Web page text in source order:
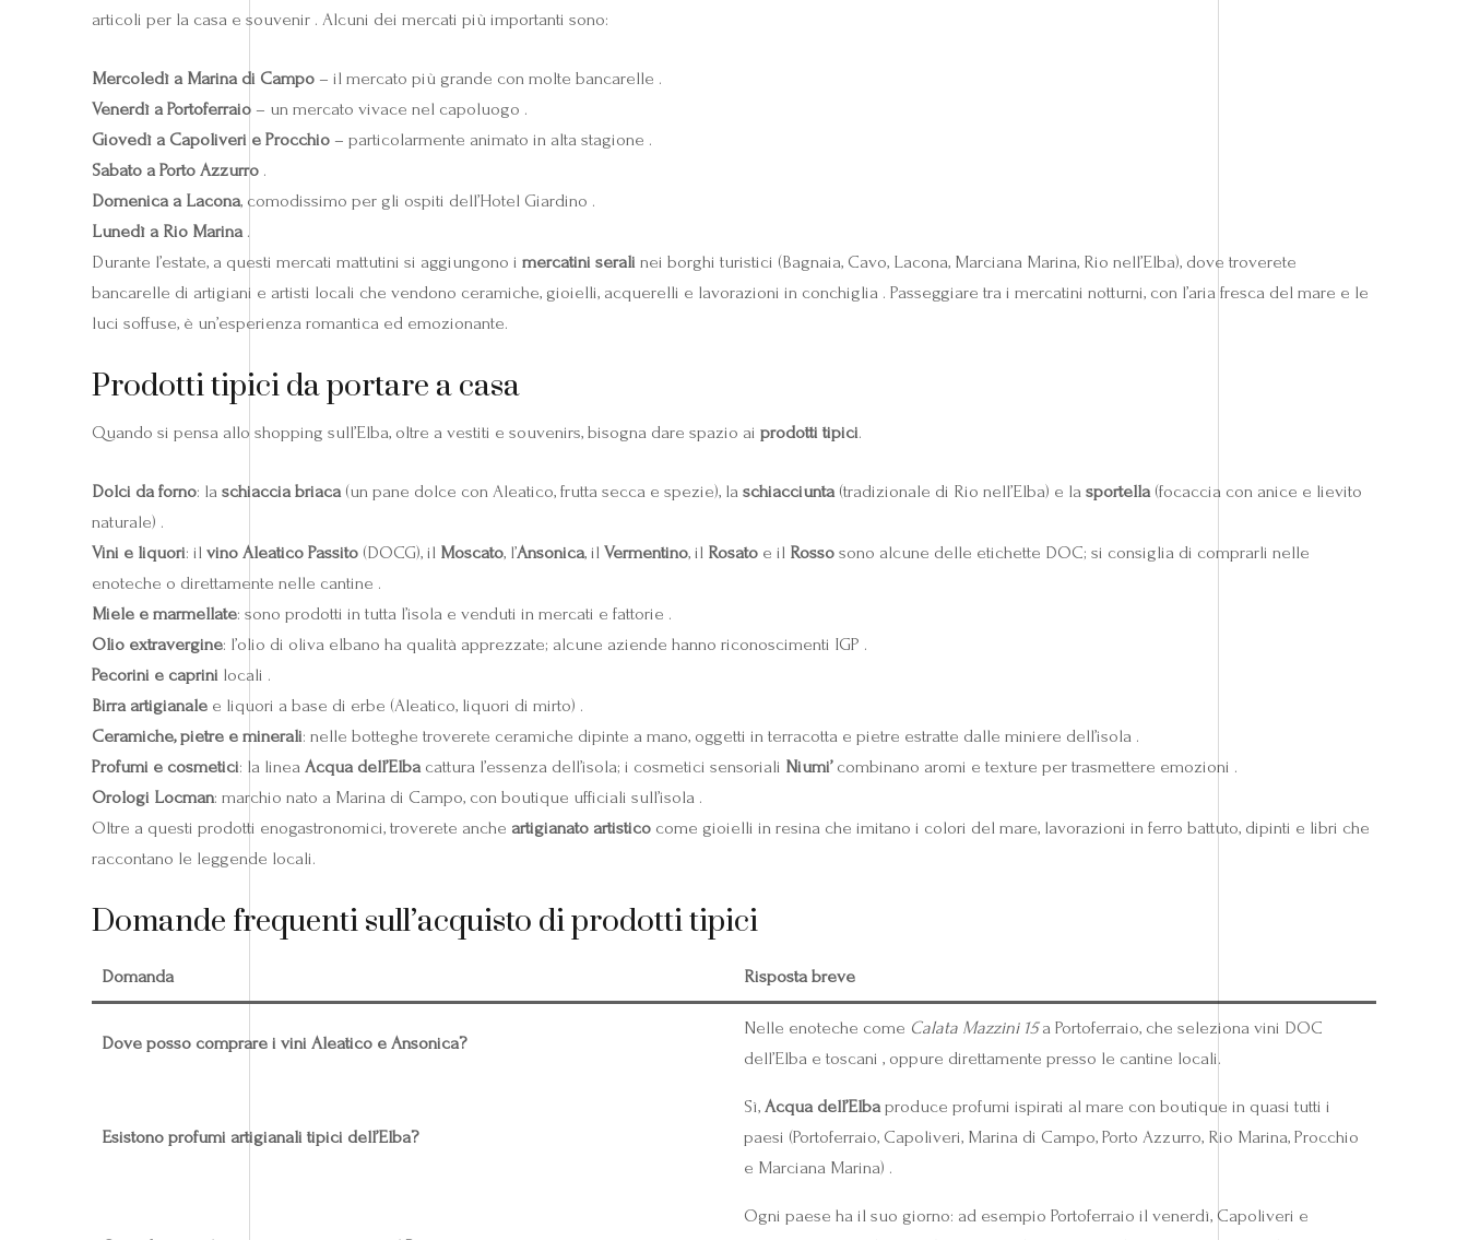
articoli per la casa e souvenir . Alcuni dei mercati più importanti sono:
Mercoledì a Marina di Campo – il mercato più grande con molte bancarelle .
Venerdì a Portoferraio – un mercato vivace nel capoluogo .
Giovedì a Capoliveri e Procchio – particolarmente animato in alta stagione .
Sabato a Porto Azzurro .
Domenica a Lacona, comodissimo per gli ospiti dell’Hotel Giardino .
Lunedì a Rio Marina.
Durante l’estate, a questi mercati mattutini si aggiungono i mercatini serali nei borghi turistici (Bagnaia, Cavo, Lacona, Marciana Marina, Rio nell’Elba), dove troverete
bancarelle di artigiani e artisti locali che vendono ceramiche, gioielli, acquerelli e lavorazioni in conchiglia . Passeggiare tra i mercatini notturni, con l’aria fresca del mare e le
luci soffuse, è un’esperienza romantica ed emozionante.
Prodotti tipici da portare a casa
Quando si pensa allo shopping sull’Elba, oltre a vestiti e souvenirs, bisogna dare spazio ai prodotti tipici.
Dolci da forno: la schiaccia briaca(un pane dolce con Aleatico, frutta secca e spezie), la schiacciunta(tradizionale di Rio nell’Elba) e la sportella(focaccia con anice e lievito
naturale) .
Vini e liquori: il vino Aleatico Passito (DOCG), il Moscato, l’Ansonica, il Vermentino, il Rosato e il Rosso sono alcune delle etichette DOC; si consiglia di comprarli nelle
enoteche o direttamente nelle cantine .
Miele e marmellate: sono prodotti in tutta l’isola e venduti in mercati e fattorie .
Olio extravergine: l’olio di oliva elbano ha qualità apprezzate; alcune aziende hanno riconoscimenti IGP .
Pecorini e caprini locali .
Birra artigianale e liquori a base di erbe (Aleatico, liquori di mirto) .
Ceramiche, pietre e minerali: nelle botteghe troverete ceramiche dipinte a mano, oggetti in terracotta e pietre estratte dalle miniere dell’isola .
Profumi e cosmetici: la linea Acqua dell’Elbacattura l’essenza dell’isola; i cosmetici sensoriali Niumi’combinano aromi e texture per trasmettere emozioni .
Orologi Locman: marchio nato a Marina di Campo, con boutique ufficiali sull’isola .
Oltre a questi prodotti enogastronomici, troverete anche artigianato artistico come gioielli in resina che imitano i colori del mare, lavorazioni in ferro battuto, dipinti e libri che
raccontano le leggende locali.
Domande frequenti sull’acquisto di prodotti tipici
Domanda Risposta breve
Dove posso comprare i vini Aleatico e Ansonica?
Nelle enoteche come Calata Mazzini 15a Portoferraio, che seleziona vini DOC
dell’Elba e toscani , oppure direttamente presso le cantine locali.
Esistono profumi artigianali tipici dell’Elba?
Sì, Acqua dell’Elbaproduce profumi ispirati al mare con boutique in quasi tutti i
paesi (Portoferraio, Capoliveri, Marina di Campo, Porto Azzurro, Rio Marina, Procchio
e Marciana Marina) .
Ogni paese ha il suo giorno: ad esempio Portoferraio il venerdì, Capoliveri e